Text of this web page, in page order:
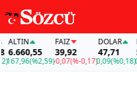
(%2,59)
FAİZ
39,92
-0,07(%-0,17)
DOLAR
47,71
0,09(%0,18)